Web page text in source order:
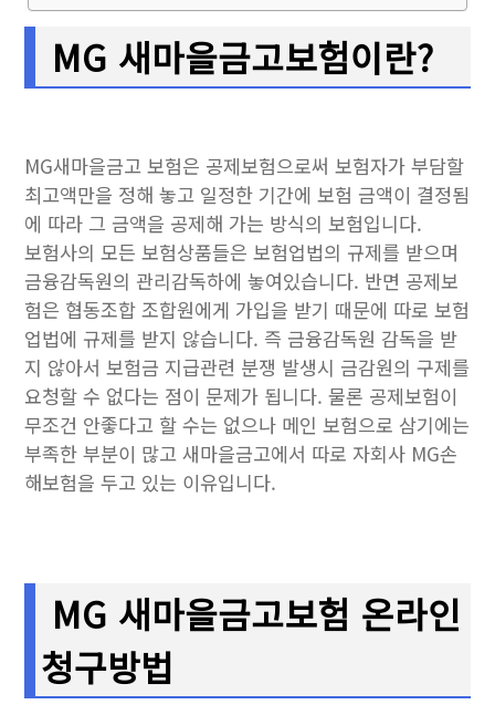
MG 새마을금고보험이란?
MG새마을금고 보험은 공제보험으로써 보험자가 부담할
최고액만을 정해 놓고 일정한 기간에 보험 금액이 결정됨
에 따라 그 금액을 공제해 가는 방식의 보험입니다.
보험사의 모든 보험상품들은 보험업법의 규제를 받으며
금융감독원의 관리감독하에 놓여있습니다. 반면 공제보
험은 협동조합 조합원에게 가입을 받기 때문에 따로 보험
업법에 규제를 받지 않습니다. 즉 금융감독원 감독을 받
지 않아서 보험금 지급관련 분쟁 발생시 금감원의 구제를
요청할 수 없다는 점이 문제가 됩니다. 물론 공제보험이
무조건 안좋다고 할 수는 없으나 메인 보험으로 삼기에는
부족한 부분이 많고 새마을금고에서 따로 자회사 MG손
해보험을 두고 있는 이유입니다.
MG 새마을금고보험 온라인
청구방법